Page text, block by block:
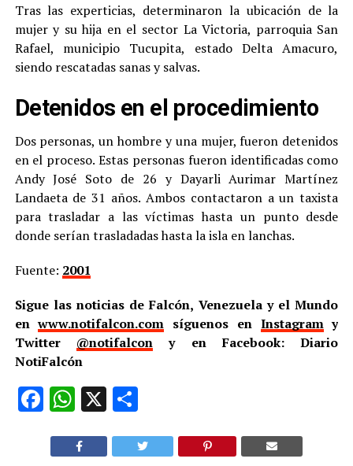
Tras las experticias, determinaron la ubicación de la
mujer y su hija en el sector La Victoria, parroquia San
Rafael, municipio Tucupita, estado Delta Amacuro,
siendo rescatadas sanas y salvas.
Detenidos en el procedimiento
Dos personas, un hombre y una mujer, fueron detenidos
en el proceso. Estas personas fueron identificadas como
Andy José Soto de 26 y Dayarli Aurimar Martínez
Landaeta de 31 años. Ambos contactaron a un taxista
para trasladar a las víctimas hasta un punto desde
donde serían trasladadas hasta la isla en lanchas.
Fuente: 2001
Sigue las noticias de Falcón, Venezuela y el Mundo
enwww.notifalcon.com síguenos en Instagramy
Twitter @notifalcon y en Facebook: Diario
NotiFalcón
Facebook
WhatsApp
X Compartir